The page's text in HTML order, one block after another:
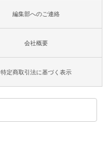
編集部へのご連絡
会社概要
特定商取引法に基づく表示